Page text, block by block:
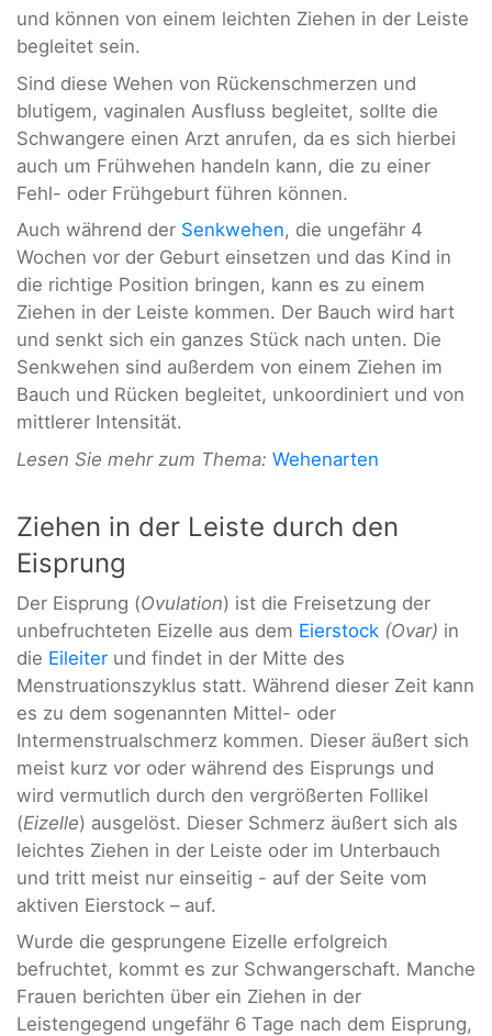
und können von einem leichten Ziehen in der Leiste
begleitet sein.
Sind diese Wehen von Rückenschmerzen und
blutigem, vaginalen Ausfluss begleitet, sollte die
Schwangere einen Arzt anrufen, da es sich hierbei
auch um Frühwehen handeln kann, die zu einer
Fehl- oder Frühgeburt führen können.
Auch während der Senkwehen, die ungefähr 4
Wochen vor der Geburt einsetzen und das Kind in
die richtige Position bringen, kann es zu einem
Ziehen in der Leiste kommen. Der Bauch wird hart
und senkt sich ein ganzes Stück nach unten. Die
Senkwehen sind außerdem von einem Ziehen im
Bauch und Rücken begleitet, unkoordiniert und von
mittlerer Intensität.
Lesen Sie mehr zum Thema: Wehenarten
Ziehen in der Leiste durch den
Eisprung
Der Eisprung (Ovulation) ist die Freisetzung der
unbefruchteten Eizelle aus dem Eierstock (Ovar) in
die Eileiter und findet in der Mitte des
Menstruationszyklus statt. Während dieser Zeit kann
es zu dem sogenannten Mittel- oder
Intermenstrualschmerz kommen. Dieser äußert sich
meist kurz vor oder während des Eisprungs und
wird vermutlich durch den vergrößerten Follikel
(Eizelle) ausgelöst. Dieser Schmerz äußert sich als
leichtes Ziehen in der Leiste oder im Unterbauch
und tritt meist nur einseitig - auf der Seite vom
aktiven Eierstock – auf.
Wurde die gesprungene Eizelle erfolgreich
befruchtet, kommt es zur Schwangerschaft. Manche
Frauen berichten über ein Ziehen in der
Leistengegend ungefähr 6 Tage nach dem Eisprung,